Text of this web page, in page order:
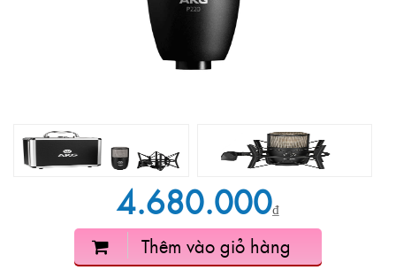
4.680.000₫
Thêm vào giỏ hàng